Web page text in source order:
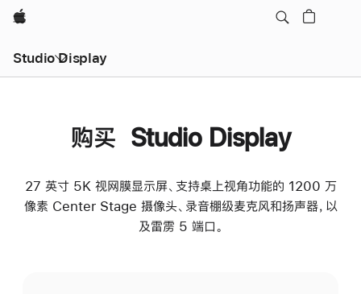
Apple
Studio Display
购买 Studio Display
27 英寸 5K 视网膜显示屏、支持桌上视角功能的 1200 万
像素 Center Stage 摄像头、录音棚级麦克风和扬声器，以
及雷雳 5 端口。